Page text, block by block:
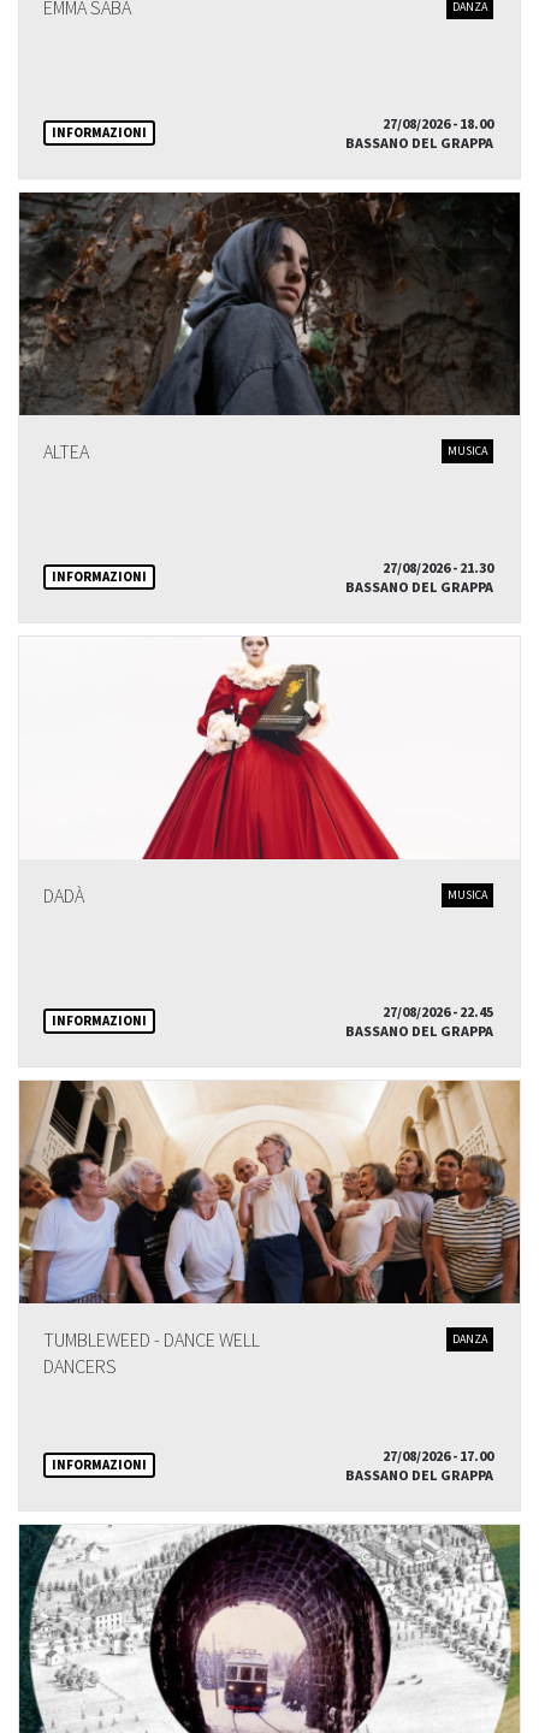
EMMA SABA DANZA
INFORMAZIONI
27/08/2026 - 18.00
BASSANO DEL GRAPPA
ALTEA MUSICA
INFORMAZIONI
27/08/2026 - 21.30
BASSANO DEL GRAPPA
DADÀ MUSICA
INFORMAZIONI
27/08/2026 - 22.45
BASSANO DEL GRAPPA
TUMBLEWEED - DANCE WELL
DANCERS
DANZA
INFORMAZIONI
27/08/2026 - 17.00
BASSANO DEL GRAPPA